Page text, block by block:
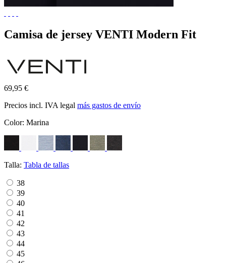
Camisa de jersey VENTI Modern Fit
69,95 €
Precios incl. IVA legal más gastos de envío
Color: Marina
Talla: Tabla de tallas
38
39
40
41
42
43
44
45